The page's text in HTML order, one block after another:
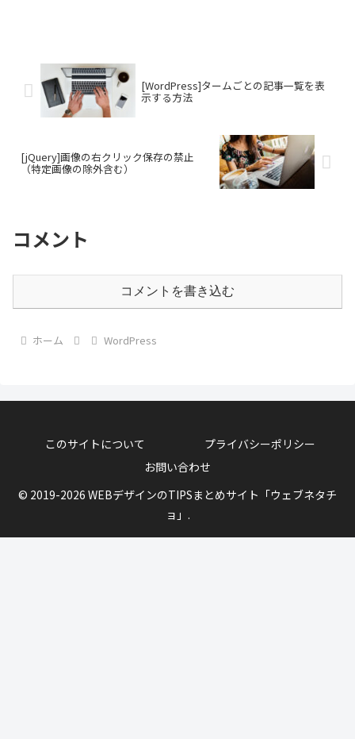
[WordPress]タームごとの記事一覧を表
示する方法
[jQuery]画像の右クリック保存の禁止
（特定画像の除外含む）
コメント
コメントを書き込む
ホーム WordPress
このサイトについて
プライバシーポリシー
お問い合わせ
© 2019-2026 WEBデザインのTIPSまとめサイト「ウェブネタチ
ョ」.